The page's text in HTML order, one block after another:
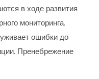
в ходе развития
мониторинга.
ошибки до
Пренебрежение